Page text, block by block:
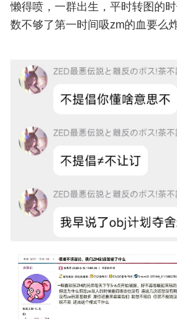
懒得喷，一群出生，平时转图的
数不够了第一时间吸zm的血要么